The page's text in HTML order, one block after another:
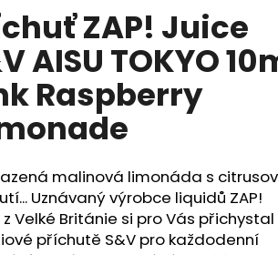
ZAP! Juice
AISU TOKYO
Raspberry
malinová limonáda s
Uznávaný výrobce liquidů ZAP!
Velké Británie si pro Vás přichystal
příchutě S&V pro každodenní